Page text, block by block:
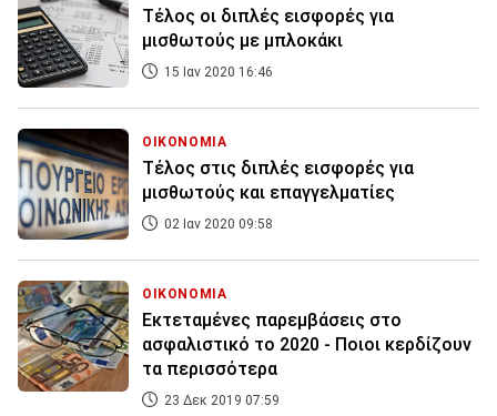
Tέλος οι διπλές εισφορές για
μισθωτούς με μπλοκάκι
15 Ιαν 2020 16:46
ΟΙΚΟΝΟΜΙΑ
Τέλος στις διπλές εισφορές για
μισθωτούς και επαγγελματίες
02 Ιαν 2020 09:58
ΟΙΚΟΝΟΜΙΑ
Εκτεταμένες παρεμβάσεις στο
ασφαλιστικό το 2020 - Ποιοι κερδίζουν
τα περισσότερα
23 Δεκ 2019 07:59